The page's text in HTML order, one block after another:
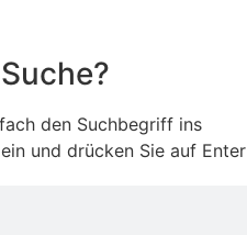
den Suchbegriff ins
und drücken Sie auf Enter